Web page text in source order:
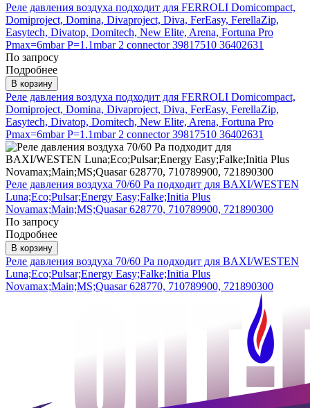
Реле давления воздуха подходит для FERROLI Domicompact,
Domiproject, Domina, Divaproject, Diva, FerEasy, FerellaZip,
Easytech, Divatop, Domitech, New Elite, Arena, Fortuna Pro
Pmax=6mbar P=1.1mbar 2 connector 39817510 36402631
По запросу
Подробнее
В корзину
Реле давления воздуха подходит для FERROLI Domicompact,
Domiproject, Domina, Divaproject, Diva, FerEasy, FerellaZip,
Easytech, Divatop, Domitech, New Elite, Arena, Fortuna Pro
Pmax=6mbar P=1.1mbar 2 connector 39817510 36402631
Реле давления воздуха 70/60 Pa подходит для BAXI/WESTEN
Luna;Eco;Pulsar;Energy Easy;Falke;Initia Plus
Novamax;Main;MS;Quasar 628770, 710789900, 721890300
По запросу
Подробнее
В корзину
Реле давления воздуха 70/60 Pa подходит для BAXI/WESTEN
Luna;Eco;Pulsar;Energy Easy;Falke;Initia Plus
Novamax;Main;MS;Quasar 628770, 710789900, 721890300